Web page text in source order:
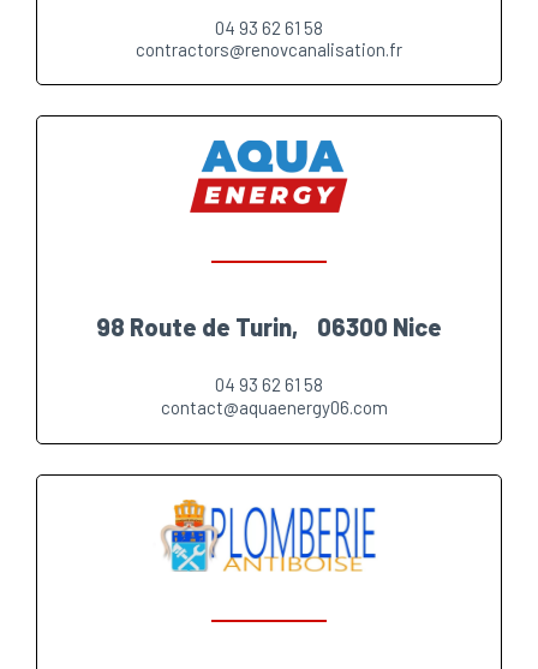
04 93 62 61 58
contractors@renovcanalisation.fr
98 Route de Turin, 06300 Nice
04 93 62 61 58
contact@aquaenergy06.com